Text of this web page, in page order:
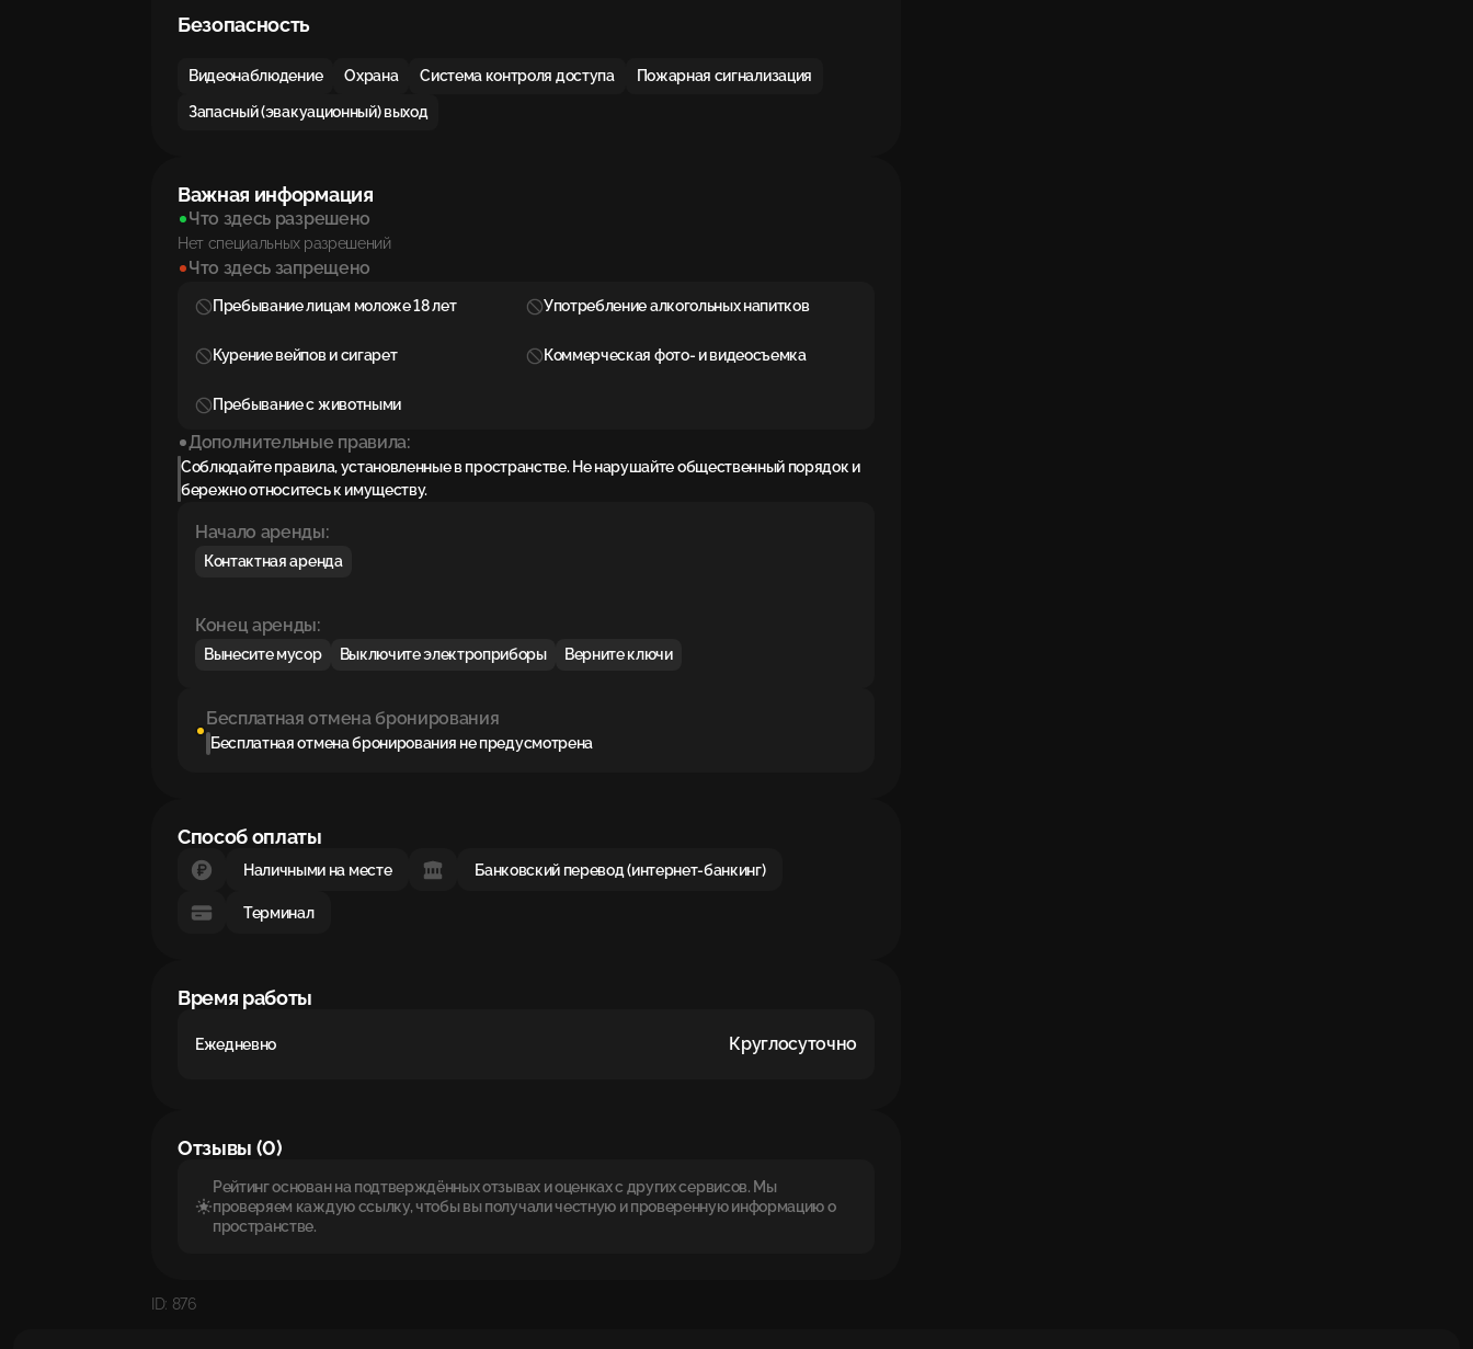
Безопасность
Видеонаблюдение Охрана Система контроля доступа Пожарная сигнализация
Запасный (эвакуационный) выход
Важная информация
Что здесь разрешено
Нет специальных разрешений
Что здесь запрещено
Пребывание лицам моложе 18 лет Употребление алкогольных напитков
Курение вейпов и сигарет Коммерческая фото- и видеосъемка
Пребывание с животными
Дополнительные правила:
Соблюдайте правила, установленные в пространстве. Не нарушайте общественный порядок и
бережно относитесь к имуществу.
Начало аренды:
Контактная аренда
Конец аренды:
Вынесите мусор Выключите электроприборы Верните ключи
Бесплатная отмена бронирования
Бесплатная отмена бронирования не предусмотрена
Способ оплаты
Наличными на месте Банковский перевод (интернет-банкинг)
Терминал
Время работы
Ежедневно Круглосуточно
Отзывы (0)
Рейтинг основан на подтверждённых отзывах и оценках с других сервисов. Мы
проверяем каждую ссылку, чтобы вы получали честную и проверенную информацию о
пространстве.
ID: 876